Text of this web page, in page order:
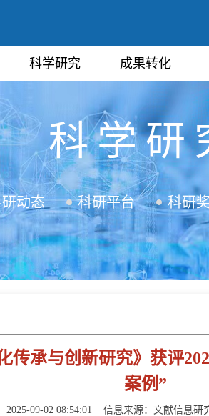
科学研究 成果转化
科学研
动态 科研平台 科研
传承与创新研究》获评
案例”
2025-09-02 08:54:01 信息来源：文献信息研